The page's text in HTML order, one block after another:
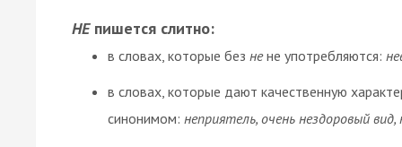
НЕпишется слитно:
в словах, которые без нене употребляются:
в словах, которые дают качественную
синонимом: неприятель, очень нездоровый вид,